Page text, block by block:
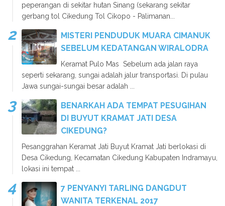
peperangan di sekitar hutan Sinang (sekarang sekitar
gerbang tol Cikedung Tol Cikopo - Palimanan...
MISTERI PENDUDUK MUARA CIMANUK
SEBELUM KEDATANGAN WIRALODRA
Keramat Pulo Mas Sebelum ada jalan raya
seperti sekarang, sungai adalah jalur transportasi. Di pulau
Jawa sungai-sungai besar adalah ...
BENARKAH ADA TEMPAT PESUGIHAN
DI BUYUT KRAMAT JATI DESA
CIKEDUNG?
Pesanggrahan Keramat Jati Buyut Kramat Jati berlokasi di
Desa Cikedung, Kecamatan Cikedung Kabupaten Indramayu,
lokasi ini tempat ...
7 PENYANYI TARLING DANGDUT
WANITA TERKENAL 2017